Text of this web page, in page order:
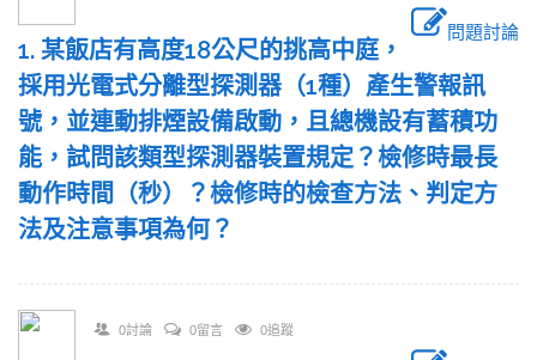
問題討論
1. 某飯店有高度18公尺的挑高中庭，
採用光電式分離型探測器（1種）產生警報訊
號，並連動排煙設備啟動，且總機設有蓄積功
能，試問該類型探測器裝置規定？檢修時最長
動作時間（秒）？檢修時的檢查方法、判定方
法及注意事項為何？
0討論 0留言 0追蹤